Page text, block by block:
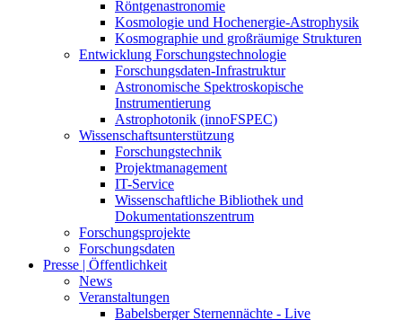
Röntgenastronomie
Kosmologie und Hochenergie-Astrophysik
Kosmographie und großräumige Strukturen
Entwicklung Forschungstechnologie
Forschungsdaten-Infrastruktur
Astronomische Spektroskopische
Instrumentierung
Astrophotonik (innoFSPEC)
Wissenschaftsunterstützung
Forschungstechnik
Projektmanagement
IT-Service
Wissenschaftliche Bibliothek und
Dokumentationszentrum
Forschungsprojekte
Forschungsdaten
Presse | Öffentlichkeit
News
Veranstaltungen
Babelsberger Sternennächte - Live